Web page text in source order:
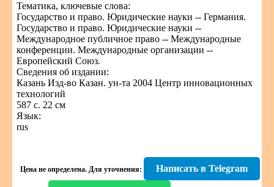
Тематика, ключевые слова:
Государство и право. Юридические науки -- Германия.
Государство и право. Юридические науки --
Международное публичное право -- Международные
конференции. Международные организации --
Европейский Союз.
Сведения об издании:
Казань Изд-во Казан. ун-та 2004 Центр инновационных
технологий
587 с. 22 см
Язык:
rus
Цена не определена. Для уточнения: Написать в Telegram